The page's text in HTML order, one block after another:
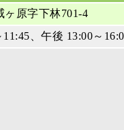
ヶ原字下林701-4
、午後 13:00～